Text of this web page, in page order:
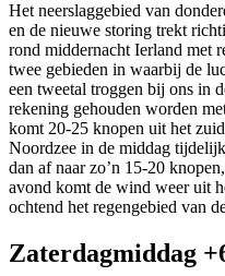
Het neerslaggebied van
en de nieuwe storing trekt
rond middernacht Ierland met
twee gebieden in waarbij de
een tweetal troggen bij ons in
rekening gehouden worden
komt 20-25 knopen uit het
Noordzee in de middag
dan af naar zo’n 15-20
avond komt de wind weer uit
ochtend het regengebied van
Zaterdagmiddag